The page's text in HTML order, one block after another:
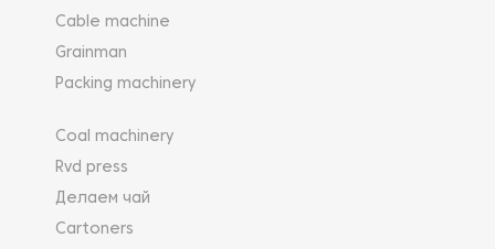
Cable machine
Grainman
Packing machinery
Coal machinery
Rvd press
Делаем чай
Cartoners